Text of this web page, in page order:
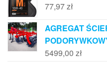
77,97zł
AGREGAT
5499,00 zł